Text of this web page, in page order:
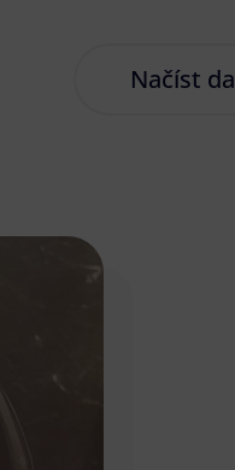
Načíst